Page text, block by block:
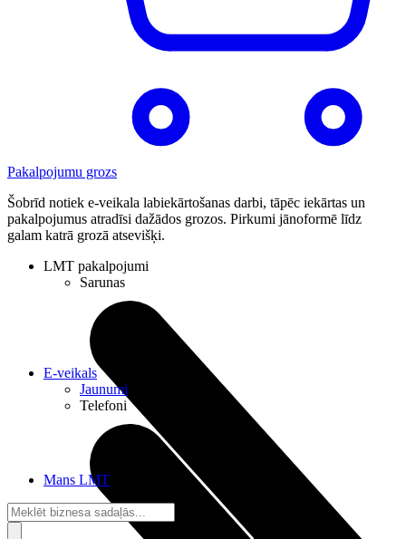
Pakalpojumu grozs
Šobrīd notiek e-veikala labiekārtošanas darbi, tāpēc iekārtas un
pakalpojumus atradīsi dažādos grozos. Pirkumi jānoformē līdz
galam katrā grozā atsevišķi.
LMT pakalpojumi
Sarunas
E-veikals
Jaunumi
Telefoni
Mans LMT